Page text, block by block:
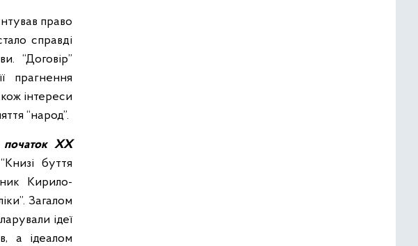
право
справді
“Договір”
прагнення
інтереси
“народ”.
початок ХХ
буття
Кирило-
Загалом
ідеї
а ідеалом